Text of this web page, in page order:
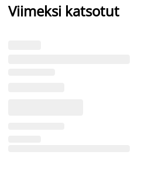
Viimeksi katsotut